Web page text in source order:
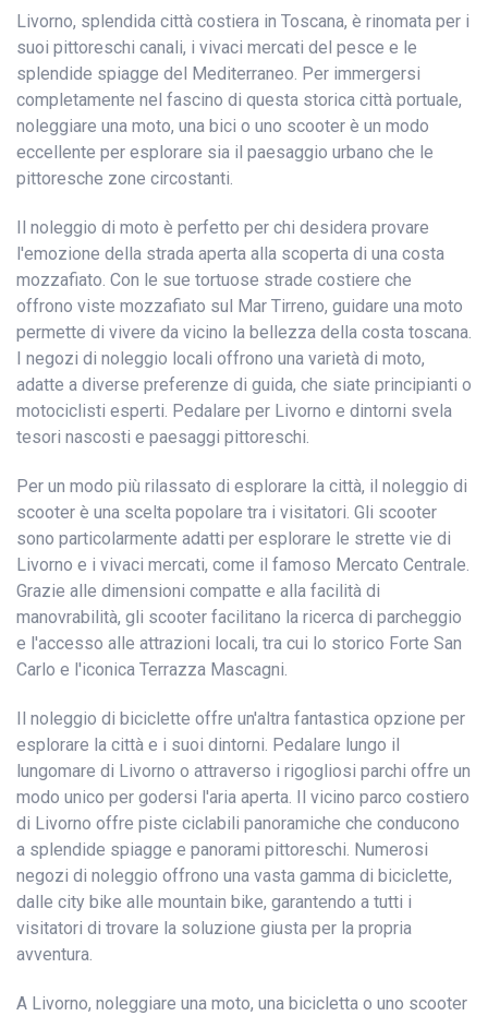
Livorno, splendida città costiera in Toscana, è rinomata per i
suoi pittoreschi canali, i vivaci mercati del pesce e le
splendide spiagge del Mediterraneo. Per immergersi
completamente nel fascino di questa storica città portuale,
noleggiare una moto, una bici o uno scooter è un modo
eccellente per esplorare sia il paesaggio urbano che le
pittoresche zone circostanti.
Il noleggio di moto è perfetto per chi desidera provare
l'emozione della strada aperta alla scoperta di una costa
mozzafiato. Con le sue tortuose strade costiere che
offrono viste mozzafiato sul Mar Tirreno, guidare una moto
permette di vivere da vicino la bellezza della costa toscana.
I negozi di noleggio locali offrono una varietà di moto,
adatte a diverse preferenze di guida, che siate principianti o
motociclisti esperti. Pedalare per Livorno e dintorni svela
tesori nascosti e paesaggi pittoreschi.
Per un modo più rilassato di esplorare la città, il noleggio di
scooter è una scelta popolare tra i visitatori. Gli scooter
sono particolarmente adatti per esplorare le strette vie di
Livorno e i vivaci mercati, come il famoso Mercato Centrale.
Grazie alle dimensioni compatte e alla facilità di
manovrabilità, gli scooter facilitano la ricerca di parcheggio
e l'accesso alle attrazioni locali, tra cui lo storico Forte San
Carlo e l'iconica Terrazza Mascagni.
Il noleggio di biciclette offre un'altra fantastica opzione per
esplorare la città e i suoi dintorni. Pedalare lungo il
lungomare di Livorno o attraverso i rigogliosi parchi offre un
modo unico per godersi l'aria aperta. Il vicino parco costiero
di Livorno offre piste ciclabili panoramiche che conducono
a splendide spiagge e panorami pittoreschi. Numerosi
negozi di noleggio offrono una vasta gamma di biciclette,
dalle city bike alle mountain bike, garantendo a tutti i
visitatori di trovare la soluzione giusta per la propria
avventura.
A Livorno, noleggiare una moto, una bicicletta o uno scooter